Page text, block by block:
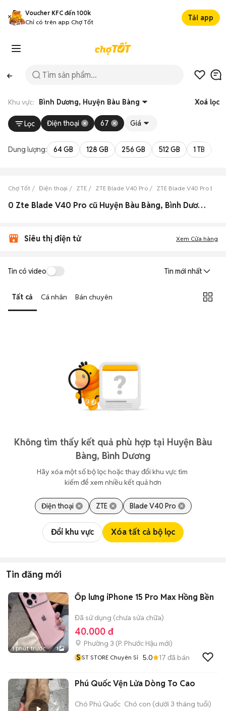
Voucher KFC đến 100k
Chỉ có trên app Chợ Tốt
Tải app
Khu vực: Bình Dương, Huyện Bàu Bàng Xoá lọc
Lọc Điện thoại 67 Giá
Dung lượng: 64 GB 128 GB 256 GB 512 GB 1 TB
Chợ Tốt Điện thoại ZTE ZTE Blade V40 Pro ZTE Blade V40 Pro Bình
0 Zte Blade V40 Pro cũ Huyện Bàu Bàng, Bình Dương đẹp
Siêu thị điện tử Xem Cửa hàng
Tin có video Tin mới nhất
Tất cả Cá nhân Bán chuyên
Không tìm thấy kết quả phù hợp tại Huyện Bàu
Bàng, Bình Dương
Hãy xóa một số bộ lọc hoặc thay đổi khu vực tìm
kiếm để xem nhiều kết quả hơn
Điện thoại ZTE Blade V40 Pro
Đổi khu vực Xóa tất cả bộ lọc
Tin đăng mới
1 phút trước 1
Ốp lưng iPhone 15 Pro Max Hồng Bền
Đã sử dụng (chưa sửa chữa)
40.000 đ
Phường 3 (P. Phước Hậu mới)
S ST STORE Chuyên Sỉ 5.0 17 đã bán
Phú Quốc Vện Lửa Dòng To Cao
Chó Phú Quốc Chó con (dưới 3 tháng tuổi)